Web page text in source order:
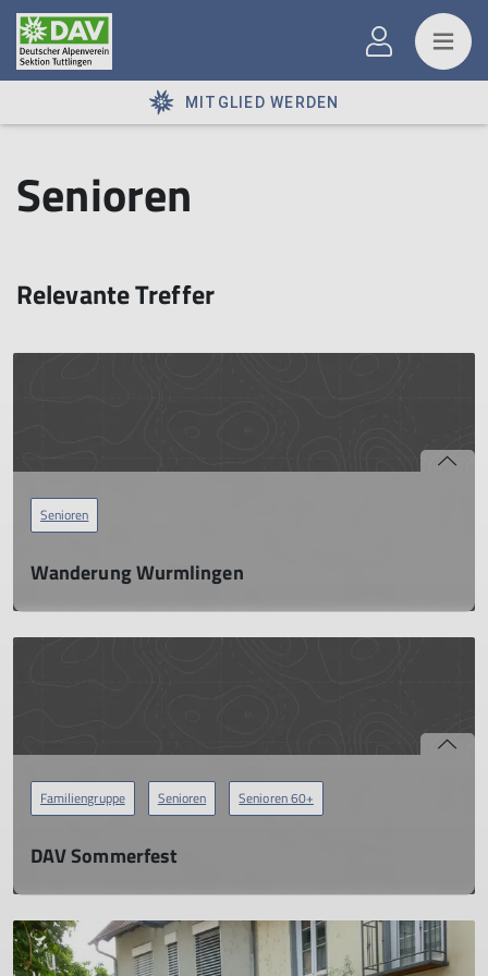
MITGLIED WERDEN
Senioren
Relevante Treffer
Senioren
Wanderung Wurmlingen
Mi. 17.09.2025, 10:00 - 15:00 Uhr
Leichte Wanderung nach Wurmlingen.
Familiengruppe Senioren Senioren 60+
DAV Sommerfest
Sa. 13.09.2025, 16:00 - 22:00 Uhr
DAV Sommerfest auf dem Witthoh
Der Sommertreff auf der Emminger Skihütte (Witthoh) ist der
traditionelle gesellschaftliche Höhepunkt im Vereinsjahr. Ein